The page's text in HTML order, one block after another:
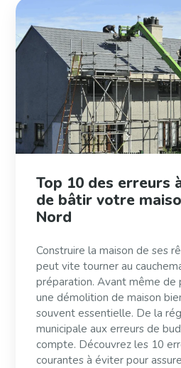
Top 10 des erreurs
de bâtir votre
Nord
Construire la maison de ses
peut vite tourner au
préparation. Avant même de
une démolition de maison
souvent essentielle. De la
municipale aux erreurs de
compte. Découvrez les 10
courantes à éviter pour